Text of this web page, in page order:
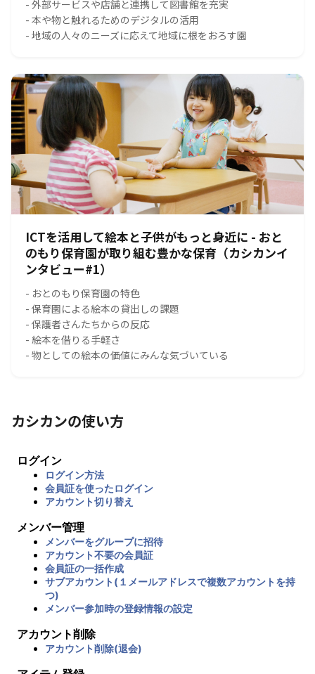
- 外部サービスや店舗と連携して図書館を充実
- 本や物と触れるためのデジタルの活用
- 地域の人々のニーズに応えて地域に根をおろす園
ICTを活用して絵本と子供がもっと身近に - おと
のもり保育園が取り組む豊かな保育（カシカンイ
ンタビュー#1）
- おとのもり保育園の特色
- 保育園による絵本の貸出しの課題
- 保護者さんたちからの反応
- 絵本を借りる手軽さ
- 物としての絵本の価値にみんな気づいている
カシカンの使い方
ログイン
ログイン方法
会員証を使ったログイン
アカウント切り替え
メンバー管理
メンバーをグループに招待
アカウント不要の会員証
会員証の一括作成
サブアカウント(１メールアドレスで複数アカウントを持
つ)
メンバー参加時の登録情報の設定
アカウント削除
アカウント削除(退会)